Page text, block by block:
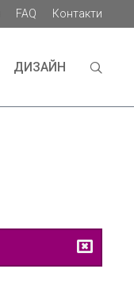
FAQ Контакти
ДИЗАЙН